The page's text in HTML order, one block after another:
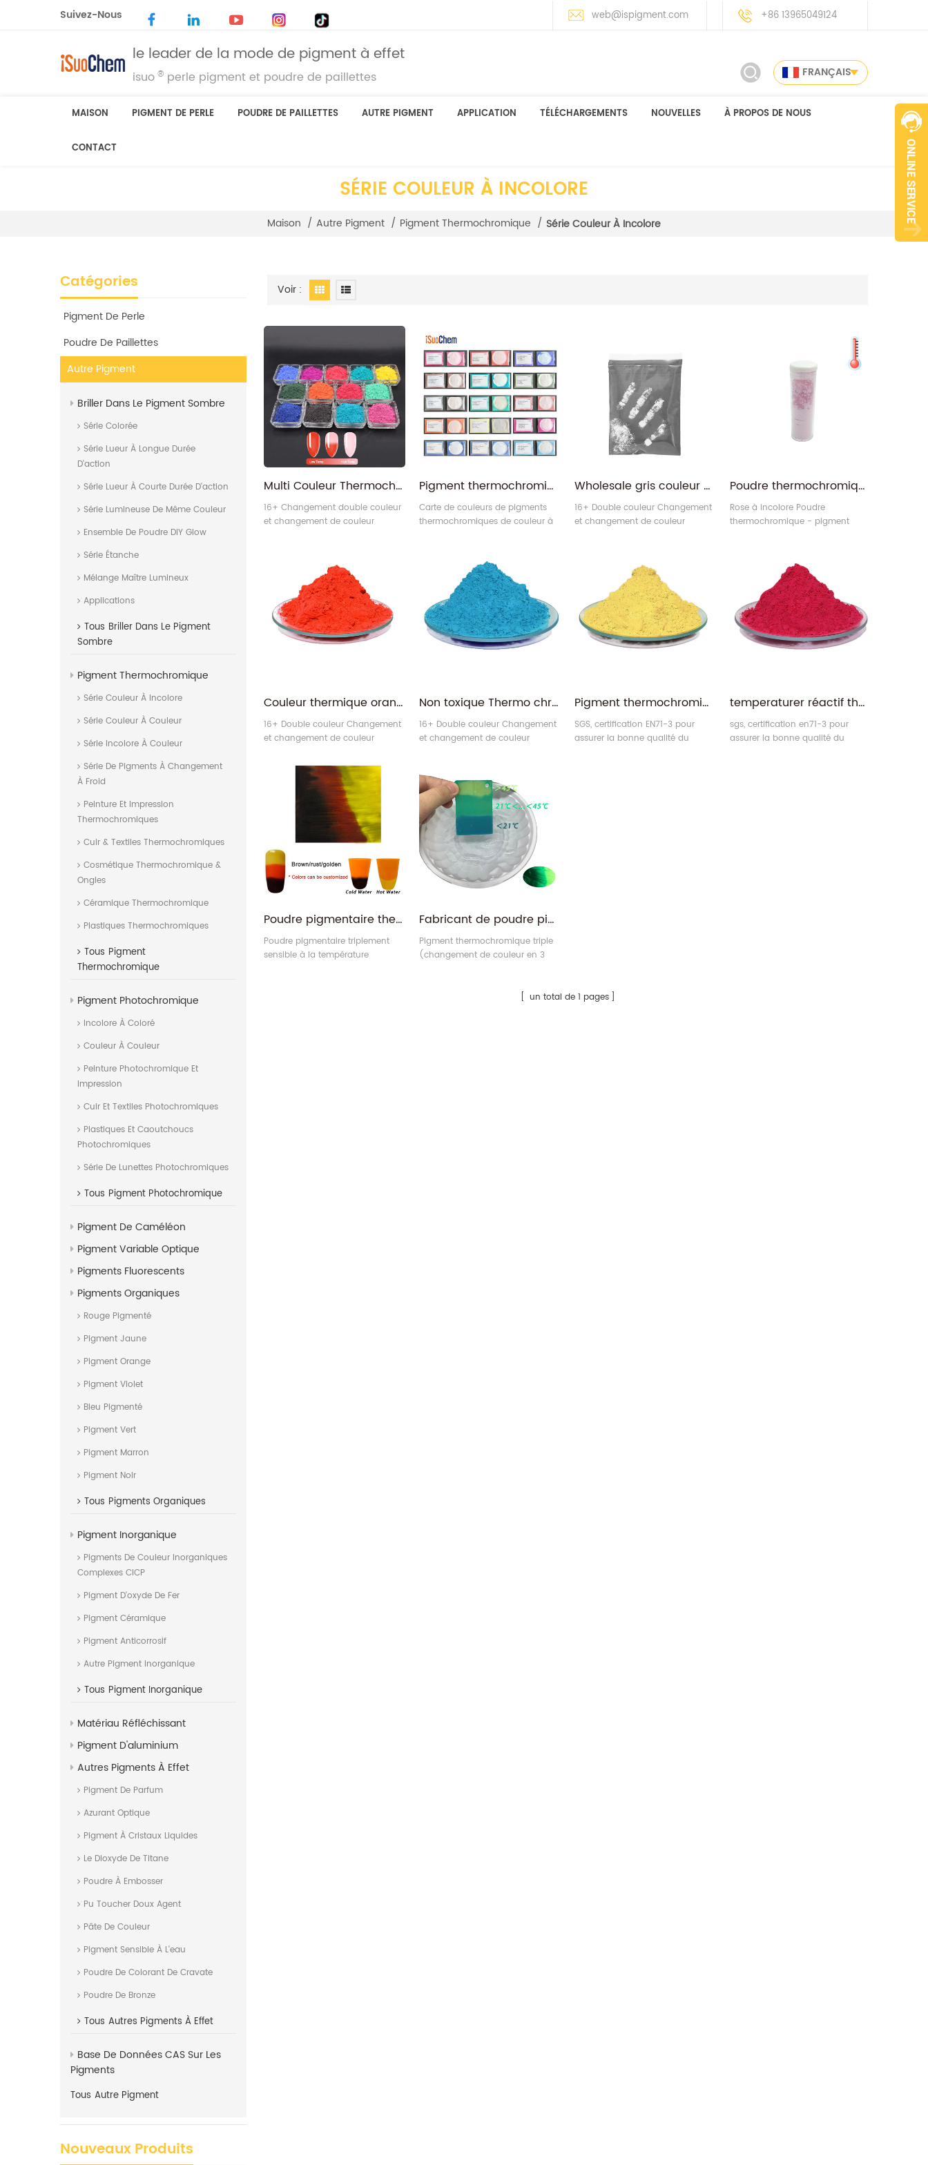
Suivez-Nous web@ispigment.com +86 13965049124
le leader de la mode de pigment à effet
isuo ® perle pigment et poudre de paillettes FRANÇAIS
MAISON PIGMENT DE PERLE POUDRE DE PAILLETTES AUTRE PIGMENT APPLICATION TÉLÉCHARGEMENTS NOUVELLES À PROPOS DE NOUS
CONTACT
SÉRIE COULEUR À INCOLORE
Maison / Autre Pigment / Pigment Thermochromique / Série Couleur À Incolore
Catégories
Pigment De Perle
Poudre De Paillettes
Autre Pigment
Briller Dans Le Pigment Sombre
Série Colorée
Série Lueur À Longue Durée
D'action
Série Lueur À Courte Durée D'action
Série Lumineuse De Même Couleur
Ensemble De Poudre DIY Glow
Série Étanche
Mélange Maître Lumineux
Applications
Tous Briller Dans Le Pigment
Sombre
Pigment Thermochromique
Série Couleur À Incolore
Série Couleur À Couleur
Série Incolore À Couleur
Série De Pigments À Changement
À Froid
Peinture Et Impression
Thermochromiques
Cuir & Textiles Thermochromiques
Cosmétique Thermochromique &
Ongles
Céramique Thermochromique
Plastiques Thermochromiques
Tous Pigment
Thermochromique
Pigment Photochromique
Incolore À Coloré
Couleur À Couleur
Peinture Photochromique Et
Impression
Cuir Et Textiles Photochromiques
Plastiques Et Caoutchoucs
Photochromiques
Série De Lunettes Photochromiques
Tous Pigment Photochromique
Pigment De Caméléon
Pigment Variable Optique
Pigments Fluorescents
Pigments Organiques
Rouge Pigmenté
Pigment Jaune
Pigment Orange
Pigment Violet
Bleu Pigmenté
Pigment Vert
Pigment Marron
Pigment Noir
Tous Pigments Organiques
Pigment Inorganique
Pigments De Couleur Inorganiques
Complexes CICP
Pigment D'oxyde De Fer
Pigment Céramique
Pigment Anticorrosif
Autre Pigment Inorganique
Tous Pigment Inorganique
Matériau Réfléchissant
Pigment D'aluminium
Autres Pigments À Effet
Pigment De Parfum
Azurant Optique
Pigment À Cristaux Liquides
Le Dioxyde De Titane
Poudre À Embosser
Pu Toucher Doux Agent
Pâte De Couleur
Pigment Sensible À L'eau
Poudre De Colorant De Cravate
Poudre De Bronze
Tous Autres Pigments À Effet
Base De Données CAS Sur Les
Pigments
Tous Autre Pigment
Nouveaux Produits
Voir :
Multi Couleur Thermochromique Pigment activé de la température
16+ Changement double couleur
et changement de couleur
Pigment thermochromique | Poudre de colorant changeant de couleur sensible à la chaleur pour la peinture
Carte de couleurs de pigments
thermochromiques de couleur à
Wholesale gris couleur noire à pigment sensible à la température de la chaleur incolore
16+ Double couleur Changement
et changement de couleur
Poudre thermochromique à changement de couleur thermique pour peinture de revêtement
Rose à incolore Poudre
thermochromique - pigment
Couleur thermique orange changeant la chaleur sensible à la chaleur Thermochromique poudre
16+ Double couleur Changement
et changement de couleur
poudre.
Non toxique Thermo chromatique thermochromique fabricant de matériaux
16+ Double couleur Changement
et changement de couleur
Pigment thermochromique à changement de couleur sensible à la température
SGS, certification EN71-3 pour
assurer la bonne qualité du
temperaturer réactif thermique changement de couleur pigment
sgs, certification en71-3 pour
assurer la bonne qualité du
Poudre pigmentaire thermochromique triple changement de couleur sensible à la température
Poudre pigmentaire triplement
sensible à la température
Fabricant de poudre pigmentaire thermochromique sensible à la chaleur à triple changement de couleur thermique
Pigment thermochromique triple
(changement de couleur en 3
un total de 1 pages